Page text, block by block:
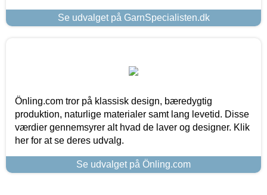
Se udvalget på GarnSpecialisten.dk
Önling.com tror på klassisk design, bæredygtig
produktion, naturlige materialer samt lang levetid. Disse
værdier gennemsyrer alt hvad de laver og designer. Klik
her for at se deres udvalg.
Se udvalget på Önling.com